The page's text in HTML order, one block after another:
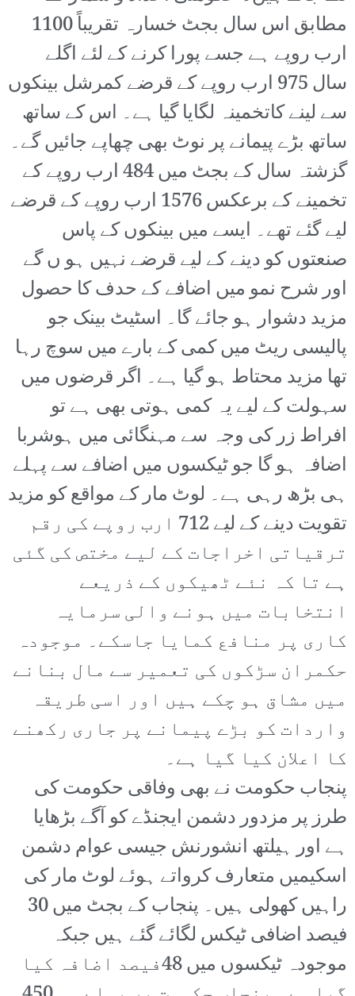
مطابق اس سال بجٹ خسارہ تقریباً 1100
ارب روپے ہے جسے پورا کرنے کے لئے اگلے
سال 975 ارب روپے کے قرضے کمرشل بینکوں
سے لینے کاتخمینہ لگایا گیا ہے۔ اس کے ساتھ
ساتھ بڑے پیمانے پر نوٹ بھی چھاپے جائیں گے۔
گزشتہ سال کے بجٹ میں 484 ارب روپے کے
تخمینے کے برعکس 1576 ارب روپے کے قرضے
لیے گئے تھے۔ ایسے میں بینکوں کے پاس
صنعتوں کو دینے کے لیے قرضے نہیں ہو ں گے
اور شرح نمو میں اضافے کے حدف کا حصول
مزید دشوار ہو جائے گا۔ اسٹیٹ بینک جو
پالیسی ریٹ میں کمی کے بارے میں سوچ رہا
تھا مزید محتاط ہو گیا ہے۔ اگر قرضوں میں
سہولت کے لیے یہ کمی ہوتی بھی ہے تو
افراط زر کی وجہ سے مہنگائی میں ہوشربا
اضافہ ہو گا جو ٹیکسوں میں اضافے سے پہلے
ہی بڑھ رہی ہے۔ لوٹ مار کے مواقع کو مزید
تقویت دینے کے لیے 712 ارب روپے کی رقم
ترقیاتی اخراجات کے لیے مختص کی گئی
ہے تا کہ نئے ٹھیکوں کے ذریعے
انتخابات میں ہونے والی سرمایہ
کاری پر منافع کمایا جاسکے۔ موجودہ
حکمران سڑکوں کی تعمیر سے مال بنانے
میں مشاق ہو چکے ہیں اور اسی طریقہ
واردات کو بڑے پیمانے پر جاری رکھنے
کا اعلان کیا گیا ہے۔
پنجاب حکومت نے بھی وفاقی حکومت کی
طرز پر مزدور دشمن ایجنڈے کو آگے بڑھایا
ہے اور ہیلتھ انشورنش جیسی عوام دشمن
اسکیمیں متعارف کرواتے ہوئے لوٹ مار کی
راہیں کھولی ہیں۔ پنجاب کے بجٹ میں 30
فیصد اضافی ٹیکس لگائے گئے ہیں جبکہ
موجودہ ٹیکسوں میں 48فیصد اضافہ کیا